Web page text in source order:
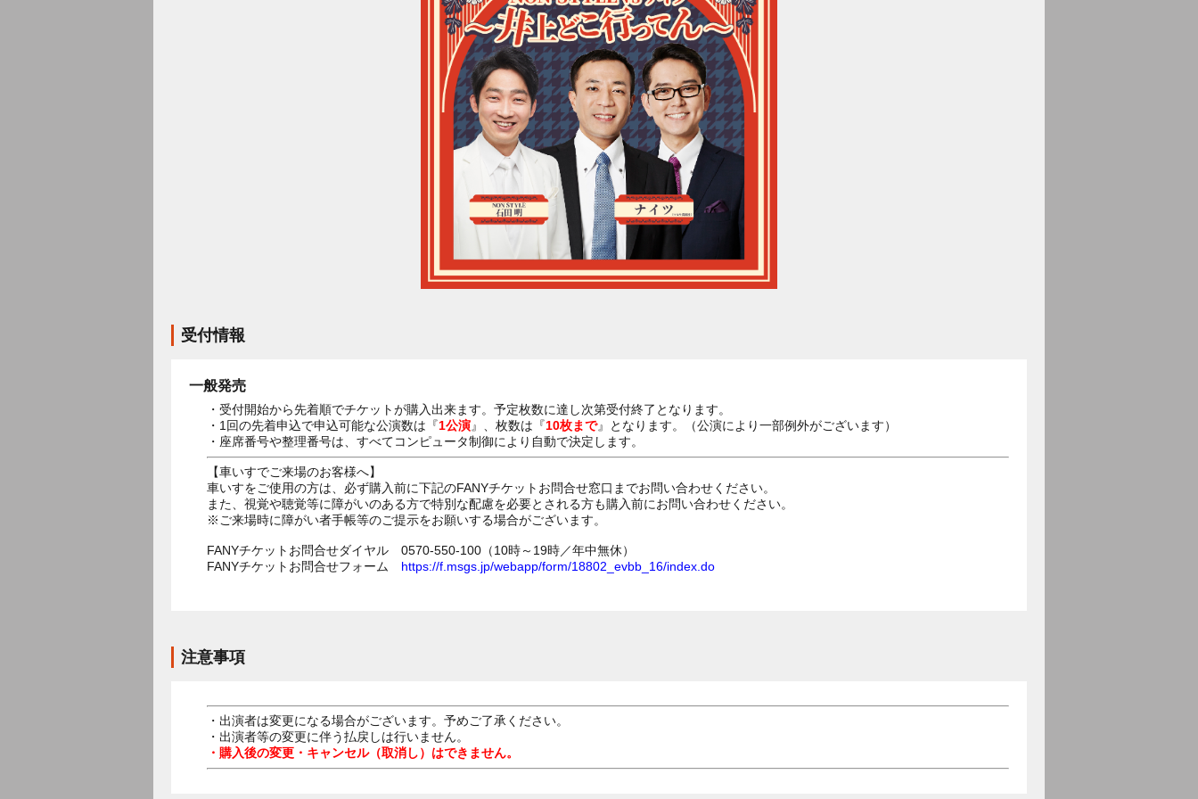
受付情報
一般発売
・受付開始から先着順でチケットが購入出来ます。予定枚数に達し次第受付終了となります。
・1回の先着申込で申込可能な公演数は『1公演』、枚数は『10枚まで』となります。（公演により一部例外がございます）
・座席番号や整理番号は、すべてコンピュータ制御により自動で決定します。
【車いすでご来場のお客様へ】
車いすをご使用の方は、必ず購入前に下記のFANYチケットお問合せ窓口までお問い合わせください。
また、視覚や聴覚等に障がいのある方で特別な配慮を必要とされる方も購入前にお問い合わせください。
※ご来場時に障がい者手帳等のご提示をお願いする場合がございます。
FANYチケットお問合せダイヤル 0570-550-100（10時～19時／年中無休）
FANYチケットお問合せフォーム https://f.msgs.jp/webapp/form/18802_evbb_16/index.do
注意事項
・出演者は変更になる場合がございます。予めご了承ください。
・出演者等の変更に伴う払戻しは行いません。
・購入後の変更・キャンセル（取消し）はできません。